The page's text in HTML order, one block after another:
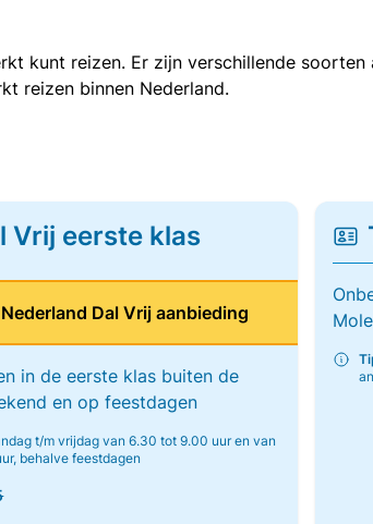
kunt reizen. Er zijn verschillende
reizen binnen Nederland.
Vrij eerste klas
Dal Vrij aanbieding
in de eerste klas buiten de
en op feestdagen
t/m vrijdag van 6.30 tot 9.00 uur en van
behalve feestdagen